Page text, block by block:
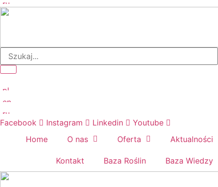
Facebook Instagram Linkedin
Youtube
Home
O nas Oferta Aktualności
Kontakt Baza Roślin Baza Wiedzy